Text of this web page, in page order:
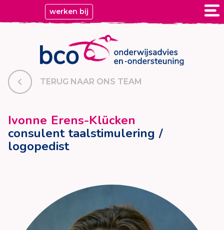
werken bij
TERUG NAAR ONS TEAM
Ivonne Erens-Klücken
consulent taalstimulering /
logopedist